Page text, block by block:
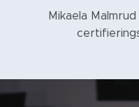
Mikaela